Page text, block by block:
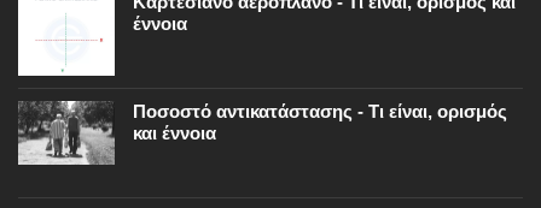
έννοια
Ποσοστό αντικατάστασης - Τι είναι, ορισμός
και έννοια